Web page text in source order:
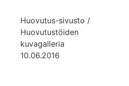
Huovutus-sivusto /
Huovutustöiden
kuvagalleria
10.06.2016